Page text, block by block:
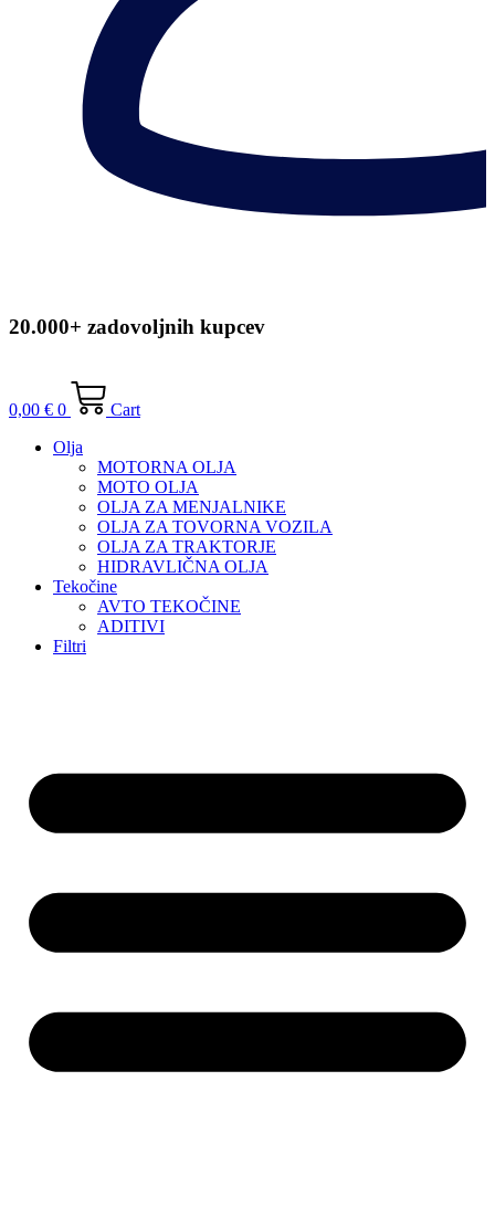
20.000+ zadovoljnih kupcev
0,00 € 0
Cart
Olja
MOTORNA OLJA
MOTO OLJA
OLJA ZA MENJALNIKE
OLJA ZA TOVORNA VOZILA
OLJA ZA TRAKTORJE
HIDRAVLIČNA OLJA
Tekočine
AVTO TEKOČINE
ADITIVI
Filtri